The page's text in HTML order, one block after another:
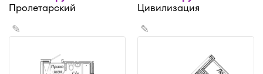
Пролетарский
Цивилизация
✎ ✎